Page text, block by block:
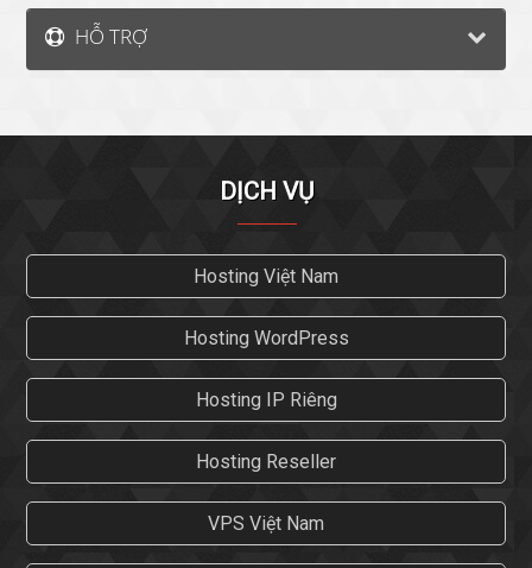
HỖ TRỢ
DỊCH VỤ
Hosting Việt Nam
Hosting WordPress
Hosting IP Riêng
Hosting Reseller
VPS Việt Nam